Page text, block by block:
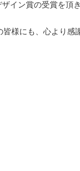
イン賞の受賞を頂
皆様にも、心より感